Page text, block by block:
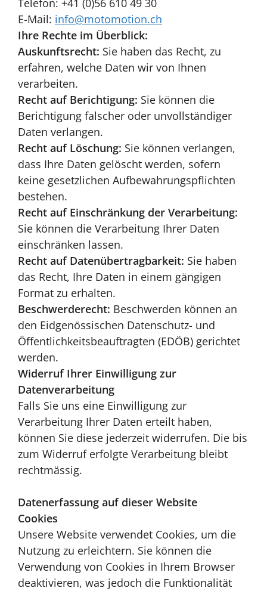
Telefon: +41 (0)56 610 49 30
E-Mail: info@motomotion.ch
Ihre Rechte im Überblick:
Auskunftsrecht: Sie haben das Recht, zu
erfahren, welche Daten wir von Ihnen
verarbeiten.
Recht auf Berichtigung: Sie können die
Berichtigung falscher oder unvollständiger
Daten verlangen.
Recht auf Löschung: Sie können verlangen,
dass Ihre Daten gelöscht werden, sofern
keine gesetzlichen Aufbewahrungspflichten
bestehen.
Recht auf Einschränkung der Verarbeitung:
Sie können die Verarbeitung Ihrer Daten
einschränken lassen.
Recht auf Datenübertragbarkeit: Sie haben
das Recht, Ihre Daten in einem gängigen
Format zu erhalten.
Beschwerderecht: Beschwerden können an
den Eidgenössischen Datenschutz- und
Öffentlichkeitsbeauftragten (EDÖB) gerichtet
werden.
Widerruf Ihrer Einwilligung zur
Datenverarbeitung
Falls Sie uns eine Einwilligung zur
Verarbeitung Ihrer Daten erteilt haben,
können Sie diese jederzeit widerrufen. Die bis
zum Widerruf erfolgte Verarbeitung bleibt
rechtmässig.
Datenerfassung auf dieser Website
Cookies
Unsere Website verwendet Cookies, um die
Nutzung zu erleichtern. Sie können die
Verwendung von Cookies in Ihrem Browser
deaktivieren, was jedoch die Funktionalität